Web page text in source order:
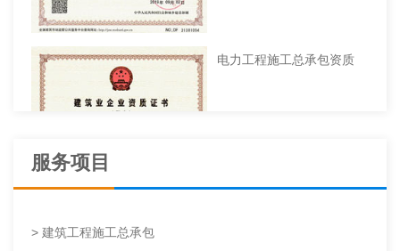
电力工程施工总承包资质
服务项目
> 建筑工程施工总承包